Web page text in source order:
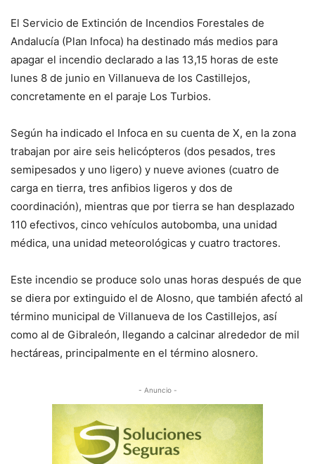
El Servicio de Extinción de Incendios Forestales de
Andalucía (Plan Infoca) ha destinado más medios para
apagar el incendio declarado a las 13,15 horas de este
lunes 8 de junio en Villanueva de los Castillejos,
concretamente en el paraje Los Turbios.
Según ha indicado el Infoca en su cuenta de X, en la zona
trabajan por aire seis helicópteros (dos pesados, tres
semipesados y uno ligero) y nueve aviones (cuatro de
carga en tierra, tres anfibios ligeros y dos de
coordinación), mientras que por tierra se han desplazado
110 efectivos, cinco vehículos autobomba, una unidad
médica, una unidad meteorológicas y cuatro tractores.
Este incendio se produce solo unas horas después de que
se diera por extinguido el de Alosno, que también afectó al
término municipal de Villanueva de los Castillejos, así
como al de Gibraleón, llegando a calcinar alrededor de mil
hectáreas, principalmente en el término alosnero.
- Anuncio -